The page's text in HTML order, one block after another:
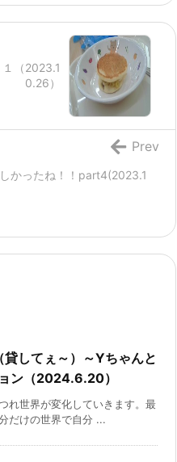
（2023.1
0.26）
かったね！！part4(2023.1
Prev
貸してぇ～）～Yちゃんと
ン（2024.6.20）
れ世界が変化していきます。最
だけの世界で自分 ...